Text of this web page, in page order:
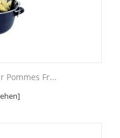
Pommes Fr...